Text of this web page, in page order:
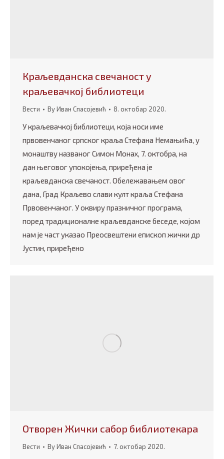
Краљевданска свечаност у
краљевачкој библиотеци
Вести ByИван Спасојевић 8. октобар 2020.
У краљевачкој библиотеци, која носи име
првовенчаног српског краља Стефана Немањића, у
монаштву названог Симон Монах, 7. октобра, на
дан његовог упокојења, приређена је
краљевданска свечаност. Обележавањем овог
дана, Град Краљево слави култ краља Стефана
Првовенчаног. У оквиру празничног програма,
поред традиционалне краљевданске беседе, којом
нам је част указао Преосвештени епископ жички др
Јустин, приређено
Отворен Жички сабор библиотекара
Вести ByИван Спасојевић 7. октобар 2020.